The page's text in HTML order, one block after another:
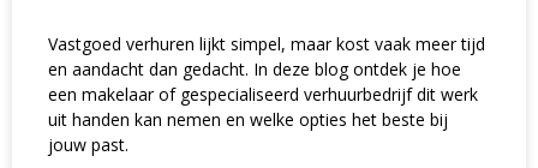
Vastgoed verhuren lijkt simpel, maar kost vaak meer tijd
en aandacht dan gedacht. In deze blog ontdek je hoe
een makelaar of gespecialiseerd verhuurbedrijf dit werk
uit handen kan nemen en welke opties het beste bij
jouw past.